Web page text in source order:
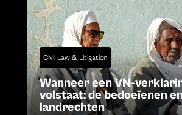
Civil Law & Litigation
Wanneer een VN-
volstaat: de bedoeïenen
landrechten